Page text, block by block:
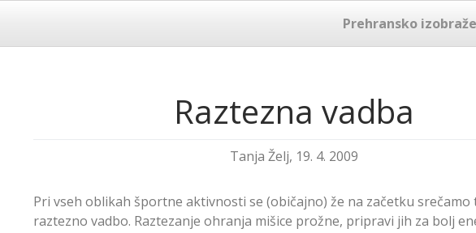
Prehransko
Raztezna vadba
Tanja Želj, 19. 4. 2009
Pri vseh oblikah športne aktivnosti se (običajno) že na začetku srečamo
raztezno vadbo. Raztezanje ohranja mišice prožne, pripravi jih za bolj